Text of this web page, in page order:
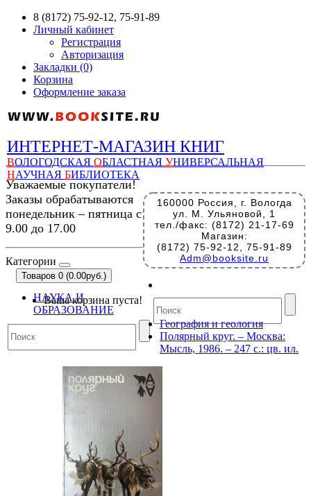
8 (8172) 75-92-12, 75-91-89
Личный кабинет
Регистрация
Авторизация
Закладки (0)
Корзина
Оформление заказа
ИНТЕРНЕТ-МАГАЗИН КНИГ
ВОЛОГОДСКАЯ ОБЛАСТНАЯ УНИВЕРСАЛЬНАЯ
НАУЧНАЯ БИБЛИОТЕКА
160000 Россия, г. Вологда
ул. М. Ульяновой, 1
тел./факс: (8172) 21-17-69
Магазин:
(8172) 75-92-12, 75-91-89
Adm@booksite.ru
Уважаемые покупатели!
Заказы обрабатываются
понедельник – пятница с
9.00 до 17.00
Категории
Товаров 0 (0.00руб.)
Ваша корзина пуста!
НАУКА И
ОБРАЗОВАНИЕ
География и геология
Полярный круг. – Москва:
Мысль, 1986. – 247 с.: цв. ил.